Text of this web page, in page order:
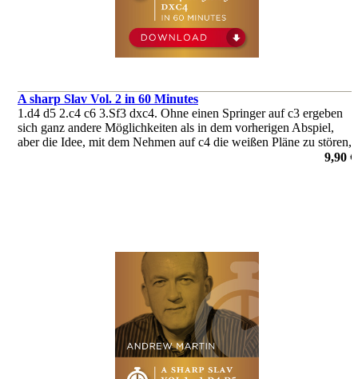
A sharp Slav Vol. 2 in 60 Minutes
1.d4 d5 2.c4 c6 3.Sf3 dxc4. Ohne einen Springer auf c3 ergeben
sich ganz andere Möglichkeiten als in dem vorherigen Abspiel,
aber die Idee, mit dem Nehmen auf c4 die weißen Pläne zu stören,
9,90 €